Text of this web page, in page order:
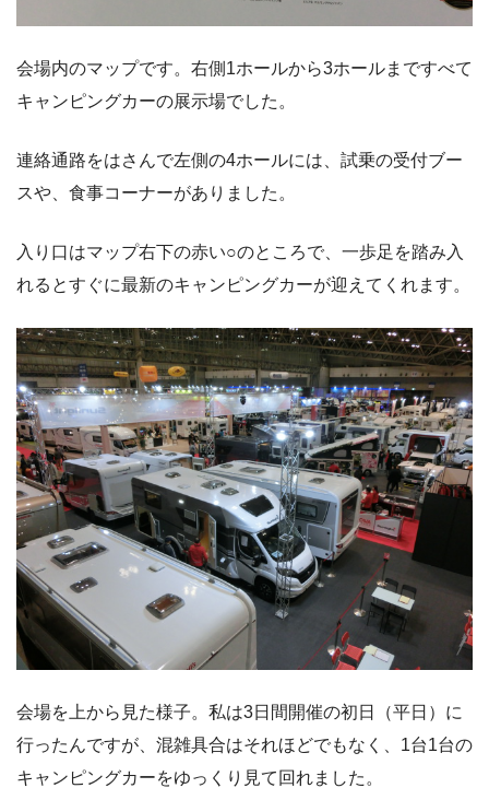
会場内のマップです。右側1ホールから3ホールまですべて
キャンピングカーの展示場でした。
連絡通路をはさんで左側の4ホールには、試乗の受付ブー
スや、食事コーナーがありました。
入り口はマップ右下の赤い○のところで、一歩足を踏み入
れるとすぐに最新のキャンピングカーが迎えてくれます。
会場を上から見た様子。私は3日間開催の初日（平日）に
行ったんですが、混雑具合はそれほどでもなく、1台1台の
キャンピングカーをゆっくり見て回れました。